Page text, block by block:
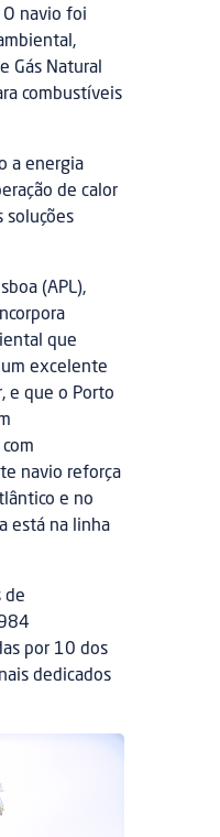
navio foi
Gás Natural
combustíveis
a energia
de calor
soluções
(APL),
que
excelente
e que o Porto
navio reforça
e no
está na linha
de
por 10 dos
dedicados